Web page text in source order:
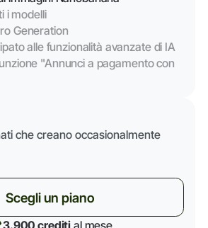
i modelli
Generation
alle funzionalità avanzate di IA
"Annunci a pagamento con
che creano occasionalmente
Scegli un piano
3.900 crediti al mese